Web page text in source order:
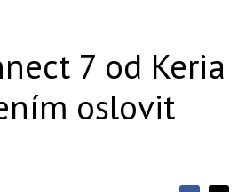
7 od Keria
oslovit